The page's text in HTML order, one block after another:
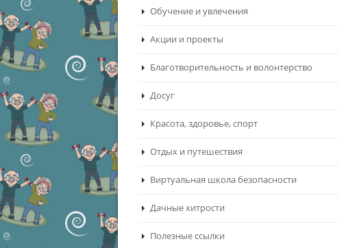
Обучение и увлечения
Акции и проекты
Благотворительность и волонтерство
Досуг
Красота, здоровье, спорт
Отдых и путешествия
Виртуальная школа безопасности
Дачные хитрости
Полезные ссылки